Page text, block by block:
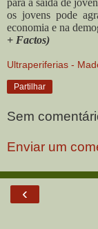
os jovens pode
economia e na
+ Factos)
Ultraperiferias -
Partilhar
Sem
Enviar um
‹